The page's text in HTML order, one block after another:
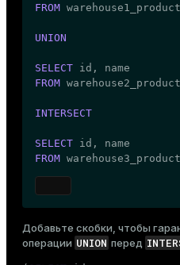
FROM
UNION
SELECT
FROM
INTERSECT
SELECT
FROM
Добавьте скобки, чтобы
операции UNION перед